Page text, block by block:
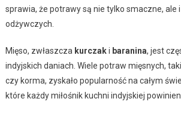
sprawia, że potrawy są nie tylko smaczne, ale
odżywczych.
Mięso, zwłaszcza kurczaki baranina, jest
indyjskich daniach. Wiele potraw mięsnych,
czy korma, zyskało popularność na całym
które każdy miłośnik kuchni indyjskiej